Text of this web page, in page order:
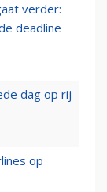
verder:
deadline
dag op rij
op